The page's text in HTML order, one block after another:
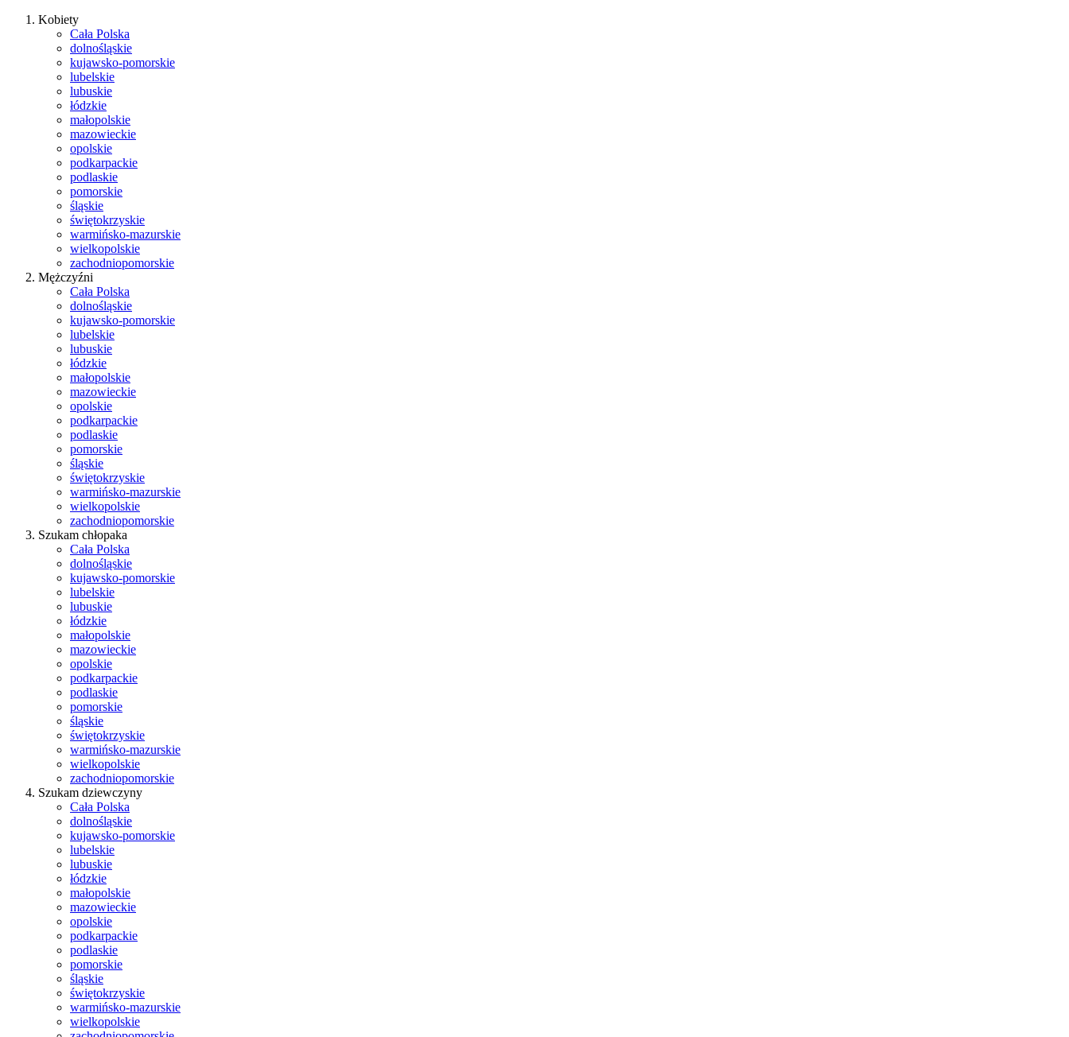
Kobiety
Cała Polska
dolnośląskie
kujawsko-pomorskie
lubelskie
lubuskie
łódzkie
małopolskie
mazowieckie
opolskie
podkarpackie
podlaskie
pomorskie
śląskie
świętokrzyskie
warmińsko-mazurskie
wielkopolskie
zachodniopomorskie
Mężczyźni
Cała Polska
dolnośląskie
kujawsko-pomorskie
lubelskie
lubuskie
łódzkie
małopolskie
mazowieckie
opolskie
podkarpackie
podlaskie
pomorskie
śląskie
świętokrzyskie
warmińsko-mazurskie
wielkopolskie
zachodniopomorskie
Szukam chłopaka
Cała Polska
dolnośląskie
kujawsko-pomorskie
lubelskie
lubuskie
łódzkie
małopolskie
mazowieckie
opolskie
podkarpackie
podlaskie
pomorskie
śląskie
świętokrzyskie
warmińsko-mazurskie
wielkopolskie
zachodniopomorskie
Szukam dziewczyny
Cała Polska
dolnośląskie
kujawsko-pomorskie
lubelskie
lubuskie
łódzkie
małopolskie
mazowieckie
opolskie
podkarpackie
podlaskie
pomorskie
śląskie
świętokrzyskie
warmińsko-mazurskie
wielkopolskie